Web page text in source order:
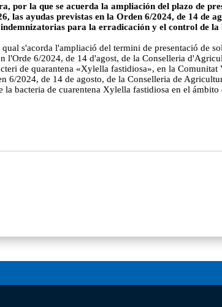
la que se acuerda la ampliación del plazo de
las ayudas previstas en la Orden 6/2024, de 14 de
para la erradicación y el control de
s'acorda l'ampliació del termini de presentació de
6/2024, de 14 d'agost, de la Conselleria
de quarantena «Xylella fastidiosa», en la
2024, de 14 de agosto, de la Conselleria de
bacteria de cuarentena Xylella fastidiosa en el